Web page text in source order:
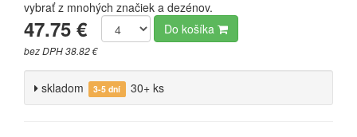
vybrať z mnohých značiek a dezénov.
47.75 €
bez DPH 38.82 €
Do košíka
skladom 3-5 dní 30+ ks